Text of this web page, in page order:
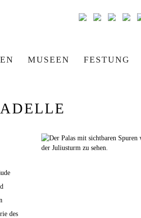
MUSEEN FESTUNG
des